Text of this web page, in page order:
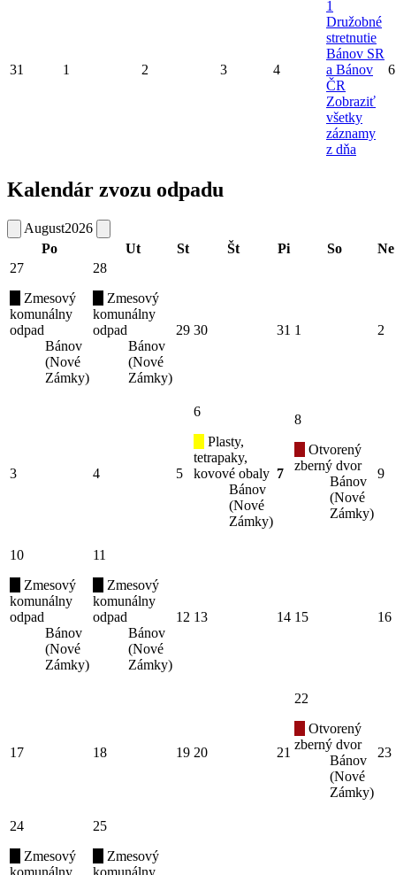
31 1 2 3 4
1
Družobné
stretnutie
Bánov SR
a Bánov
ČR
Zobraziť
všetky
záznamy
z dňa
6
Kalendár zvozu odpadu
August2026
Po
Ut St Št Pi So
Ne
27
Zmesový
komunálny
odpad
Bánov
(Nové
Zámky)
28
Zmesový
komunálny
odpad
Bánov
(Nové
Zámky)
29 30 31 1 2
3 4 5
6
Plasty,
tetrapaky,
kovové obaly
Bánov
(Nové
Zámky)
7
8
Otvorený
zberný dvor
Bánov
(Nové
Zámky)
9
10
Zmesový
komunálny
odpad
Bánov
(Nové
Zámky)
11
Zmesový
komunálny
odpad
Bánov
(Nové
Zámky)
12 13 14 15 16
17 18 19 20 21
22
Otvorený
zberný dvor
Bánov
(Nové
Zámky)
23
24
Zmesový
komunálny
25
Zmesový
komunálny